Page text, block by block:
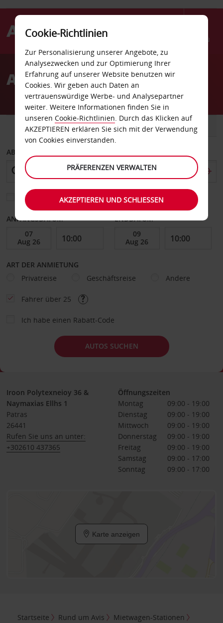
Menü
AvisAutovermietung Patras
FAHRZEUG TRANSPORTER
ABHOLEN VON
Eine andere Rückgabestation auswählen
ANFANGSDATUM ENDDATUM
ART DER ANMIETUNG
Privatreise
Geschäftsreise Andere
Fahrer über 25
Ich habe einen Rabatt-Code
AUTOS SUCHEN
Iroon Polytexneioy 36 &
Naymaxias Ellhs 1
Patras
26441
Rufen Sie uns an unter:
+302610 437365
Öffnungszeiten
Montag
09:00 - 19:00
Dienstag
09:00 - 19:00
Mittwoch
09:00 - 19:00
Donnerstag
09:00 - 19:00
Freitag
09:00 - 19:00
Samstag
09:00 - 17:00
Sonntag
09:00 - 17:00
Karte anzeigen
Startseite Rund um Avis
Mietwagen-Stationen
Cookie-Richtlinien
Zur Personalisierung unserer Angebote, zu
Analysezwecken und zur Optimierung Ihrer
Erfahrung auf unserer Website benutzen wir
Cookies. Wir geben auch Daten an
vertrauenswürdige Werbe- und Analysepartner
weiter. Weitere Informationen finden Sie in
unseren Cookie-Richtlinien. Durch das Klicken auf
AKZEPTIEREN erklären Sie sich mit der Verwendung
von Cookies einverstanden.
PRÄFERENZEN VERWALTEN
AKZEPTIEREN UND SCHLIESSEN